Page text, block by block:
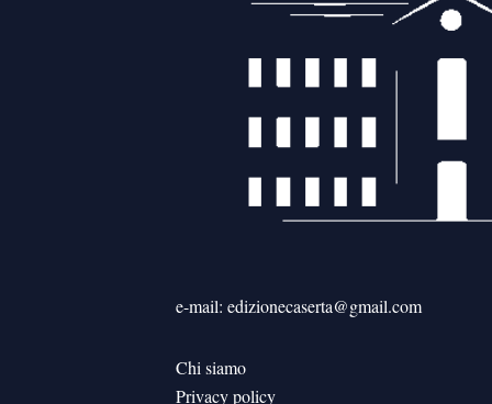
e-mail: edizionecaserta@gmail.com
Chi siamo
Privacy policy